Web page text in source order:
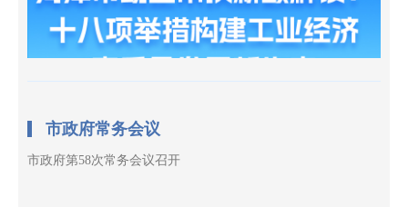
市政府常务会议
市政府第58次常务会议召开